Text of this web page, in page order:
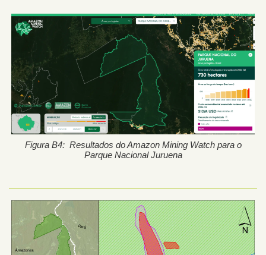
Figura B4: Resultados do Amazon Mining Watch para o
Parque Nacional Juruena